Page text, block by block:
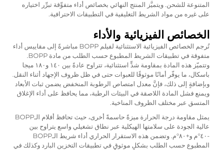
المتنوعة للشحن. ويتميَّز المنتج النهائي بخصائص أداء متفوِّقة تبرِّر اختياره
على غيره من مواد الشريط التغليفية في التطبيقات الاحترافية.
الخصائص الفيزيائية والأداء
تُرجم الخصائص الفيزيائية الاستثنائية لفيلم BOPP مباشرةً إلى مقاييس أداء
متفوقة في تطبيقات الشريط المطبوع حسب الطلب من مادة BOPP.
وتتميّز هذه المادة بمقاومة شدٍّ استثنائية، تتراوح عادةً بين ١٤٠ و١٨٠ ميجا
باسكال، ما يوفّر أمانًا موثوقًا للعبوات حتى في ظل ظروف الإجهاد أثناء النقل.
وبإضافةٍ إلى ذلك، فإنَّ معدل امتصاص الرطوبة المنخفض يضمن ثبات الأبعاد
ويمنع فشل المادة اللاصقة في البيئات الرطبة، مما يحافظ على أداء الإغلاق
المتسق عبر مختلف الظروف المناخية.
يمثل مقاومة درجة الحرارة ميزةً حاسمةً أخرى، حيث تحافظ أفلام الـBOPP
عالية الجودة على سلامتها الهيكلية عبر نطاق تشغيلي واسع يتراوح بين
-٤٠°م و+٨٠°م. وتضمن هذه الاستقرار الحراري أداء شريط الـBOPP
المطبوع حسب الطلب بشكلٍ موثوقٍ في تطبيقات التخزين البارد وكذلك في